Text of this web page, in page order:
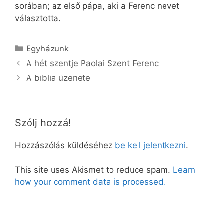
sorában; az első pápa, aki a Ferenc nevet
választotta.
Kategória
Egyházunk
A hét szentje Paolai Szent Ferenc
A biblia üzenete
Szólj hozzá!
Hozzászólás küldéséhez be kell jelentkezni.
This site uses Akismet to reduce spam. Learn
how your comment data is processed.